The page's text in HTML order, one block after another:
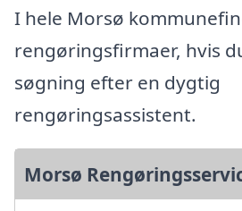
I hele Morsø
rengøringsfirmaer, hvis
søgning efter en dygtig
rengøringsassistent.
Morsø